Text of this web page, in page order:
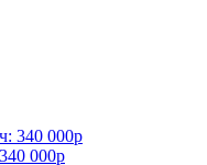
000р